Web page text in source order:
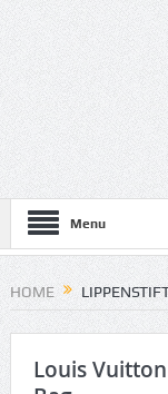
Menu
HOME
Louis